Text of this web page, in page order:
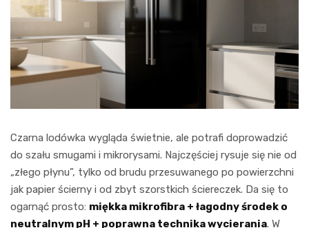
Czarna lodówka wygląda świetnie, ale potrafi doprowadzić
do szału smugami i mikrorysami. Najczęściej rysuje się nie od
„złego płynu”, tylko od brudu przesuwanego po powierzchni
jak papier ścierny i od zbyt szorstkich ściereczek. Da się to
ogarnąć prosto: miękka mikrofibra + łagodny środek o
neutralnym pH + poprawna technika wycierania. W